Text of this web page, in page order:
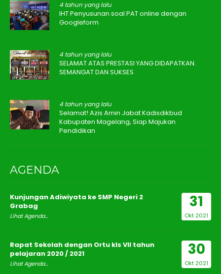
4 tahun yang lalu
IHT Penyusunan soal PAT online dengan
Googleform
4 tahun yang lalu
SELAMAT ATAS PRESTASI YANG DIDAPATKAN.
SEMANGAT DAN SUKSES
4 tahun yang lalu
Selamat! Azis Amin Jabat Kadisdikbud
Kabupaten Magelang, Siap Majukan
Pendidikan
AGENDA
31
Okt 2021
Kunjungan Adiwiyata ke SMP Negeri 2
Grabag
Lihat Agenda...
30
Okt 2021
Rapat Sekolah dengan Ortu kls VII tahun
pelajaran 2020 / 2021
Lihat Agenda...